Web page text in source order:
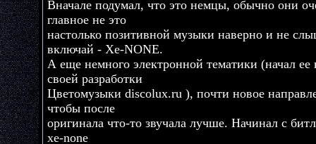
Вначале подумал, что это немцы, обычно они
главное не это
настолько позитивной музыки наверно и не
включай - Xe-NONE.
А еще немного электронной тематики (начал ее
своей разработки
Цветомузыки discolux.ru ), почти новое
чтобы после
оригинала что-то звучала лучше. Начинал с
xe-none